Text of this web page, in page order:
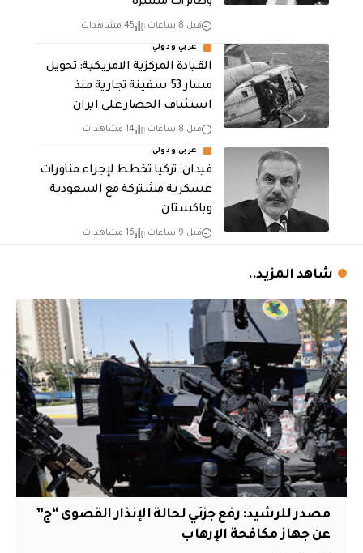
قبل 8 ساعات 45 مشاهدات
عربي ودولي
القيادة المركزية الامريكية: تحويل
مسار 53 سفينة تجارية منذ
استئناف الحصار على ايران
قبل 8 ساعات 14 مشاهدات
عربي ودولي
فيدان: تركيا تخطط لإجراء مناورات
عسكرية مشتركة مع السعودية
وباكستان
قبل 9 ساعات 16 مشاهدات
شاهد المزيد..
مصدر للرشيد: رفع جزئي لحالة الإنذار القصوى “ج”
عن جهاز مكافحة الإرهاب